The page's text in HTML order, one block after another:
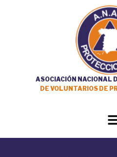
ASOCIACIÓN NACIONAL
DE VOLUNTARIOS DE